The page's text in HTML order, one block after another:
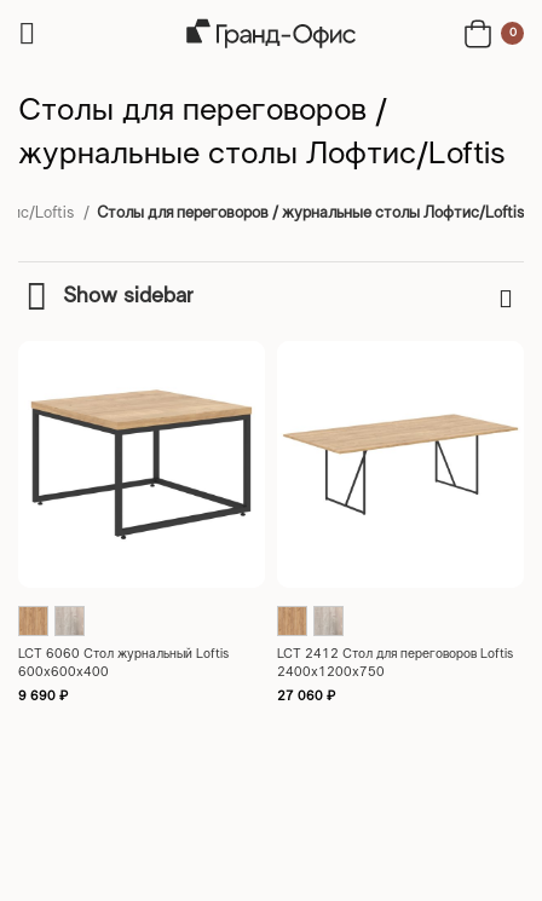
0
Столы для переговоров /
журнальные столы Лофтис/Loftis
Loftis Столы для переговоров / журнальные столы Лофтис/Loftis
Show sidebar
LCT 6060 Стол журнальный Loftis
600х600х400
9 690 ₽
LCT 2412 Стол для переговоров Loftis
2400х1200х750
27 060 ₽